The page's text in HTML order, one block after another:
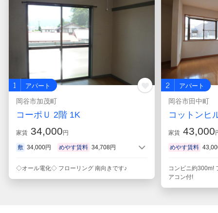
1 アパート
岡谷市加茂町
コーポＵ 2階 1K
家賃 34,000 円
敷 34,000円 めやす賃料 34,708円
◇オール電化◇ フローリング 南向きです♪
2 アパート
岡谷市田中町
コットンヒ
家賃 43,000
めやす賃料
コンビニ約300m!
アコン付!